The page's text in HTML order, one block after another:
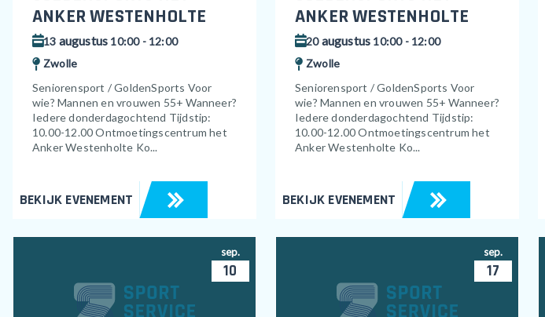
ANKER WESTENHOLTE
13 augustus 10:00 - 12:00
Zwolle
Seniorensport / GoldenSports Voor
wie? Mannen en vrouwen 55+ Wanneer?
Iedere donderdagochtend Tijdstip:
10.00-12.00 Ontmoetingscentrum het
Anker Westenholte Ko...
BEKIJK EVENEMENT
ANKER WESTENHOLTE
20augustus 10:00 - 12:00
Zwolle
Seniorensport / GoldenSports Voor
wie? Mannen en vrouwen 55+ Wanneer?
Iedere donderdagochtend Tijdstip:
10.00-12.00 Ontmoetingscentrum het
Anker Westenholte Ko...
BEKIJK EVENEMENT
sep.
10
sep.
17